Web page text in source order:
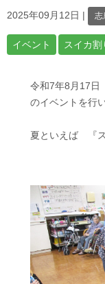
2025年09月12日 志
イベント スイカ割
令和7年8月17日
のイベントを行
夏といえば 『